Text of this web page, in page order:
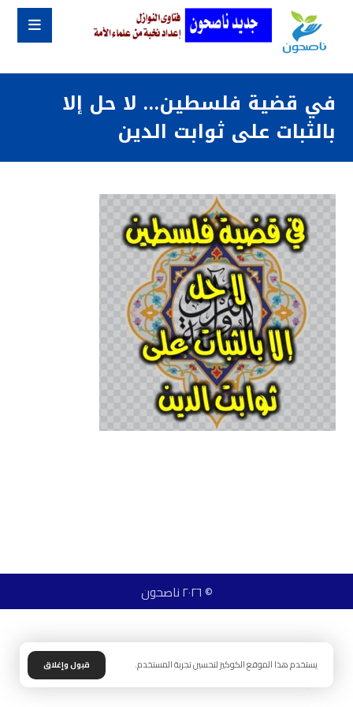
في قضية فلسطين… لا حل إلا
بالثبات على ثوابت الدين
© ٢٠٢٦ ناصحون
يستخدم هذا الموقع الكوكيز لتحسين تجربة المستخدم. قبول وإغلاق